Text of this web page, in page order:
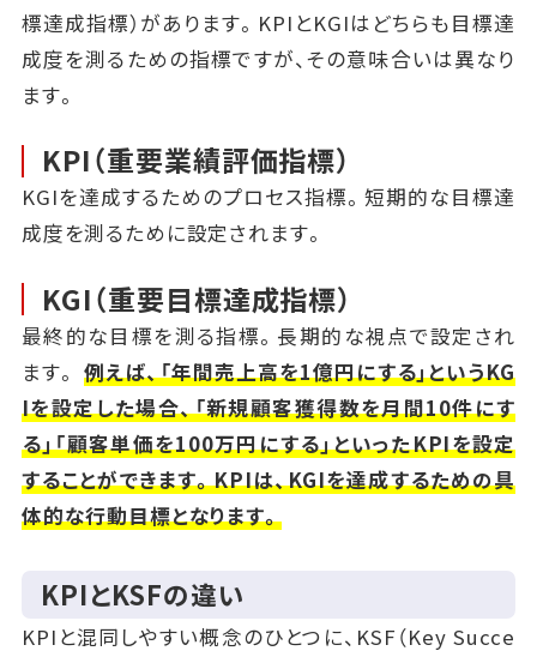
標達成指標）があります。KPIとKGIはどちらも目標達
成度を測るための指標ですが、その意味合いは異なり
ます。
KPI（重要業績評価指標）
KGIを達成するためのプロセス指標。短期的な目標達
成度を測るために設定されます。
KGI（重要目標達成指標）
最終的な目標を測る指標。長期的な視点で設定され
ます。 例えば、「年間売上高を1億円にする」というKG
Iを設定した場合、「新規顧客獲得数を月間10件にす
る」「顧客単価を100万円にする」といったKPIを設定
することができます。KPIは、KGIを達成するための具
体的な行動目標となります。
KPIとKSFの違い
KPIと混同しやすい概念のひとつに、KSF（Key Succe